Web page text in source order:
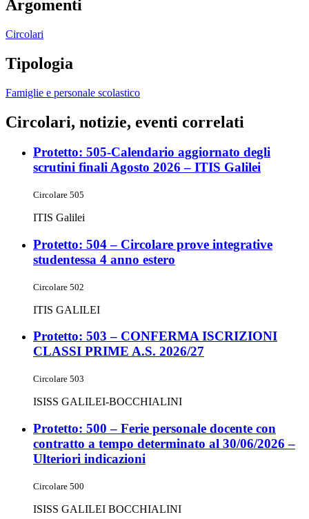
Argomenti
Circolari
Tipologia
Famiglie e personale scolastico
Circolari, notizie, eventi correlati
Protetto: 505-Calendario aggiornato degli
scrutini finali Agosto 2026 – ITIS Galilei
Circolare 505
ITIS Galilei
Protetto: 504 – Circolare prove integrative
studentessa 4 anno estero
Circolare 502
ITIS GALILEI
Protetto: 503 – CONFERMA ISCRIZIONI
CLASSI PRIME A.S. 2026/27
Circolare 503
ISISS GALILEI-BOCCHIALINI
Protetto: 500 – Ferie personale docente con
contratto a tempo determinato al 30/06/2026 –
Ulteriori indicazioni
Circolare 500
ISISS GALILEI BOCCHIALINI